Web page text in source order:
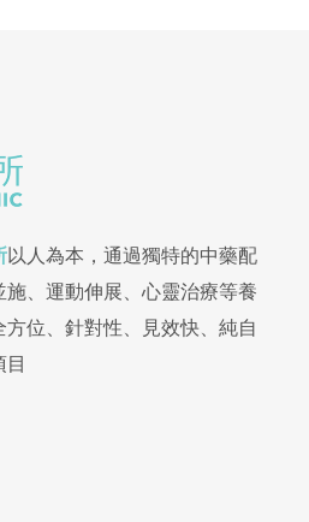
以人為本，通過獨特的中藥配
、運動伸展、心靈治療等養
位、針對性、見效快、純自